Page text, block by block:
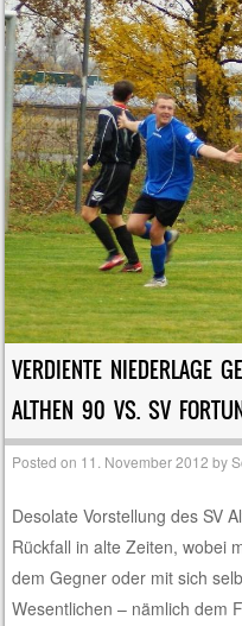
VERDIENTE NIEDERLAGE
ALTHEN 90 VS. SV
Posted on 11. November 2012 by
Desolate Vorstellung des SV
Rückfall in alte Zeiten, wobei
dem Gegner oder mit sich
Wesentlichen – nämlich dem